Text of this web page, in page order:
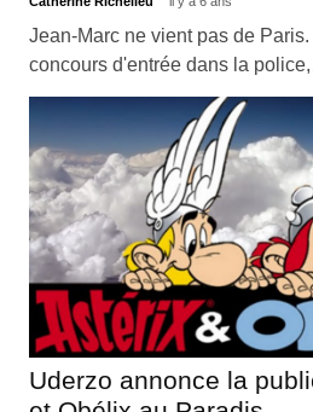
Jean-Marc ne vient pas de
concours d'entrée dans la
Uderzo annonce la